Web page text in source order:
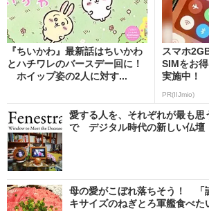
『ちいかわ』最新話はちいかわ
とハチワレのバースデー回に！
ホイップ姿の2人に対す...
スマホ
SIMをお
実施中！
PR(IIJmio)
愛する人を、それぞれが最も思
で デジタル時代の新しい仏壇
母の愛がこぼれ落ちそう！ 「
キサイズのねぎとろ軍艦食べた